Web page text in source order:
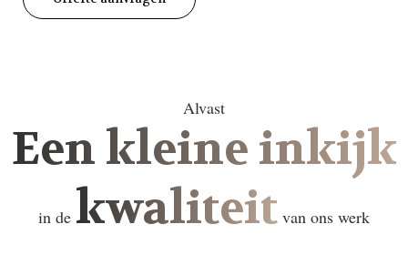
Alvast
Een kleine inkijk
in de kwaliteit van ons werk